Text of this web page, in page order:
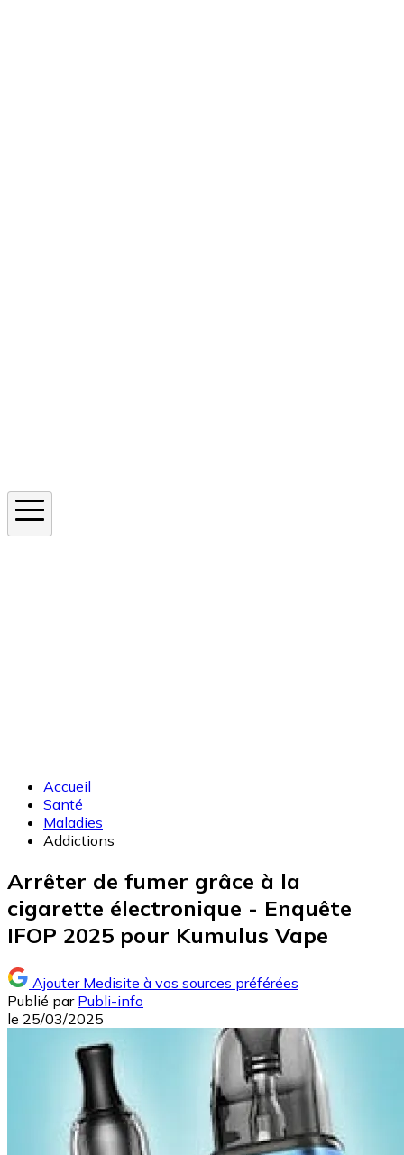
Accueil
Santé
Maladies
Addictions
Arrêter de fumer grâce à la
cigarette électronique - Enquête
IFOP 2025 pour Kumulus Vape
Ajouter Medisite à vos sources préférées
Publié par Publi-info
le 25/03/2025